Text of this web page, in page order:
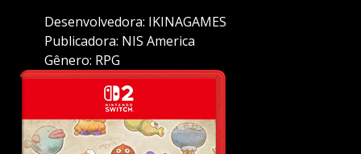
Desenvolvedora: IKINAGAMES
Publicadora: NIS America
Gênero: RPG